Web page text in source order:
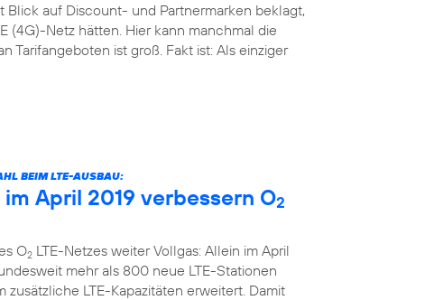
Blick auf Discount- und Partnermarken beklagt,
(4G)-Netz hätten. Hier kann manchmal die
Tarifangeboten ist groß. Fakt ist: Als einziger
BEIM LTE-AUSBAU:
April 2019 verbessern O2
O2 LTE-Netzes weiter Vollgas: Allein im April
mehr als 800 neue LTE-Stationen
LTE-Kapazitäten erweitert. Damit